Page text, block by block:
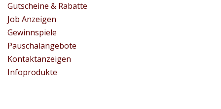
Gutscheine & Rabatte
Job Anzeigen
Gewinnspiele
Pauschalangebote
Kontaktanzeigen
Infoprodukte